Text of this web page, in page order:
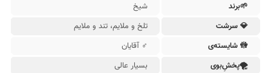
🌱برند
شیخ
💎 سرشت
تلخ و ملایم، تند و ملایم
🚻︎ شایسته‌ی
♂ آقایان
🌪پخشِ‌بوی
بسیار عالی